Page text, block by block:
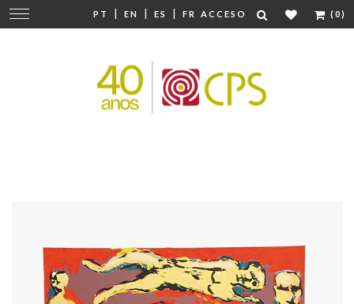
PT | EN | ES | FR ACCESO (0)
Cambiar
navegación